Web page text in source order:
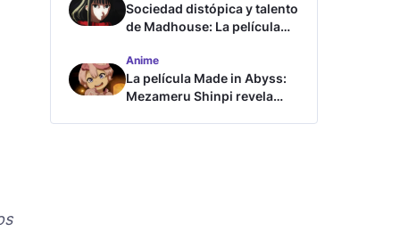
Sociedad distópica y talento
de Madhouse: La película
tráiler
Anime
La película Made in Abyss:
Mezameru Shinpi revela